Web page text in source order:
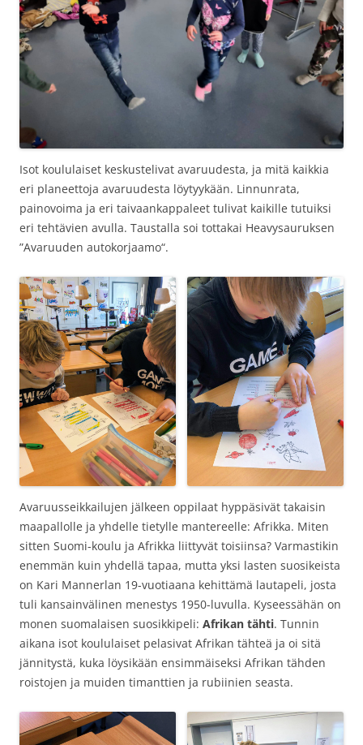
Isot koululaiset keskustelivat avaruudesta, ja mitä kaikkia
eri planeettoja avaruudesta löytyykään. Linnunrata,
painovoima ja eri taivaankappaleet tulivat kaikille tutuiksi
eri tehtävien avulla. Taustalla soi tottakai Heavysauruksen
”Avaruuden autokorjaamo“.
Avaruusseikkailujen jälkeen oppilaat hyppäsivät takaisin
maapallolle ja yhdelle tietylle mantereelle: Afrikka. Miten
sitten Suomi-koulu ja Afrikka liittyvät toisiinsa? Varmastikin
enemmän kuin yhdellä tapaa, mutta yksi lasten suosikeista
on Kari Mannerlan 19-vuotiaana kehittämä lautapeli, josta
tuli kansainvälinen menestys 1950-luvulla. Kyseessähän on
monen suomalaisen suosikkipeli: Afrikan tähti. Tunnin
aikana isot koululaiset pelasivat Afrikan tähteä ja oi sitä
jännitystä, kuka löysikään ensimmäiseksi Afrikan tähden
roistojen ja muiden timanttien ja rubiinien seasta.